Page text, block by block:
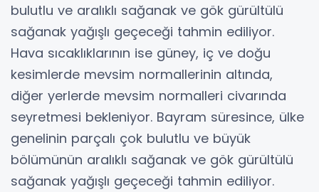
bulutlu ve aralıklı sağanak ve gök gürültülü
sağanak yağışlı geçeceği tahmin ediliyor.
Hava sıcaklıklarının ise güney, iç ve doğu
kesimlerde mevsim normallerinin altında,
diğer yerlerde mevsim normalleri civarında
seyretmesi bekleniyor. Bayram süresince, ülke
genelinin parçalı çok bulutlu ve büyük
bölümünün aralıklı sağanak ve gök gürültülü
sağanak yağışlı geçeceği tahmin ediliyor.